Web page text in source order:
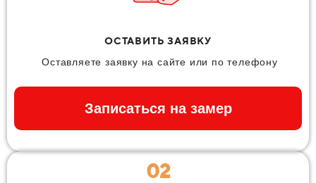
ОСТАВИТЬ ЗАЯВКУ
Оставляете заявку на сайте или по телефону
Записаться на замер
02